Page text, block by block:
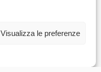
Visualizza le preferenze